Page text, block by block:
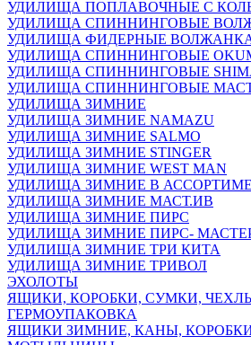
УДИЛИЩА ПОПЛАВОЧНЫЕ С
УДИЛИЩА СПИННИНГОВЫЕ
УДИЛИЩА ФИДЕРНЫЕ
УДИЛИЩА СПИННИНГОВЫЕ
УДИЛИЩА СПИННИНГОВЫЕ
УДИЛИЩА СПИННИНГОВЫЕ
УДИЛИЩА ЗИМНИЕ
УДИЛИЩА ЗИМНИЕ NAMAZU
УДИЛИЩА ЗИМНИЕ SALMO
УДИЛИЩА ЗИМНИЕ STINGER
УДИЛИЩА ЗИМНИЕ WEST MAN
УДИЛИЩА ЗИМНИЕ В
УДИЛИЩА ЗИМНИЕ МАСТ.ИВ
УДИЛИЩА ЗИМНИЕ ПИРС
УДИЛИЩА ЗИМНИЕ ПИРС-
УДИЛИЩА ЗИМНИЕ ТРИ КИТА
УДИЛИЩА ЗИМНИЕ ТРИВОЛ
ЭХОЛОТЫ
ЯЩИКИ, КОРОБКИ, СУМКИ,
ГЕРМОУПАКОВКА
ЯЩИКИ ЗИМНИЕ, КАНЫ,